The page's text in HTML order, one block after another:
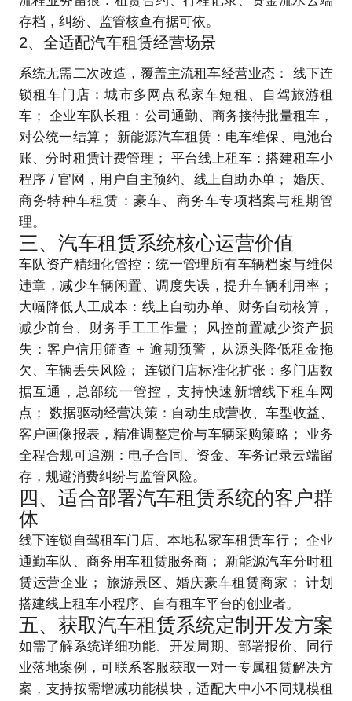
存档，纠纷、监管核查有据可依。
2、全适配汽车租赁经营场景
系统无需二次改造，覆盖主流租车经营业态： 线下连
锁租车门店：城市多网点私家车短租、自驾旅游租
车； 企业车队长租：公司通勤、商务接待批量租车，
对公统一结算； 新能源汽车租赁：电车维保、电池台
账、分时租赁计费管理； 平台线上租车：搭建租车小
程序 / 官网，用户自主预约、线上自助办单； 婚庆、
商务特种车租赁：豪车、商务车专项档案与租期管
理。
三、汽车租赁系统核心运营价值
车队资产精细化管控：统一管理所有车辆档案与维保
违章，减少车辆闲置、调度失误，提升车辆利用率；
大幅降低人工成本：线上自动办单、财务自动核算，
减少前台、财务手工工作量； 风控前置减少资产损
失：客户信用筛查 + 逾期预警，从源头降低租金拖
欠、车辆丢失风险； 连锁门店标准化扩张：多门店数
据互通，总部统一管控，支持快速新增线下租车网
点； 数据驱动经营决策：自动生成营收、车型收益、
客户画像报表，精准调整定价与车辆采购策略； 业务
全程合规可追溯：电子合同、资金、车务记录云端留
存，规避消费纠纷与监管风险。
四、适合部署汽车租赁系统的客户群
体
线下连锁自驾租车门店、本地私家车租赁车行； 企业
通勤车队、商务用车租赁服务商； 新能源汽车分时租
赁运营企业； 旅游景区、婚庆豪车租赁商家； 计划
搭建线上租车小程序、自有租车平台的创业者。
五、获取汽车租赁系统定制开发方案
如需了解系统详细功能、开发周期、部署报价、同行
业落地案例，可联系客服获取一对一专属租赁解决方
案，支持按需增减功能模块，适配大中小不同规模租